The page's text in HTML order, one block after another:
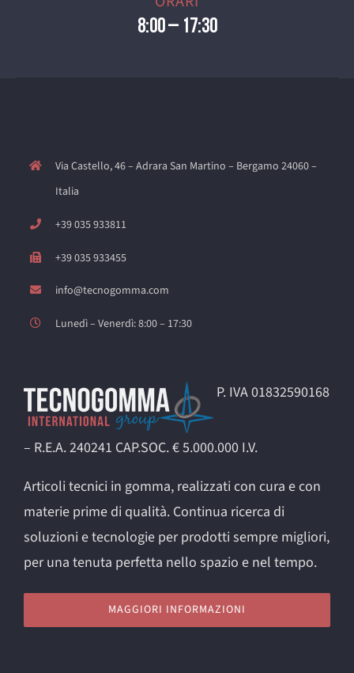
8:00 – 17:30
Via Castello, 46 – Adrara San Martino – Bergamo 24060 –
Italia
+39 035 933811
+39 035 933455
info@tecnogomma.com
Lunedì – Venerdì: 8:00 – 17:30
P. IVA 01832590168
– R.E.A. 240241 CAP.SOC. € 5.000.000 I.V.
Articoli tecnici in gomma, realizzati con cura e con
materie prime di qualità. Continua ricerca di
soluzioni e tecnologie per prodotti sempre migliori,
per una tenuta perfetta nello spazio e nel tempo.
MAGGIORI INFORMAZIONI